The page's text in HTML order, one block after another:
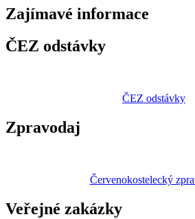
Zajímavé informace
ČEZ odstávky
ČEZ odstávky
Zpravodaj
Červenokostelecký
Veřejné zakázky